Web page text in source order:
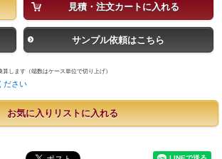
見積・注文カートに入れる
サンプル依頼はこちら
します（端数はケース単位で切り上げ）
ださい
お気に入りリストに入れる